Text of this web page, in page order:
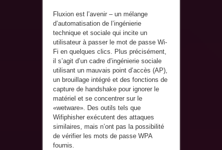
Fluxion est l’avenir – un mélange
d’automatisation de l’ingénierie
technique et sociale qui incite un
utilisateur à passer le mot de passe Wi-
Fi en quelques clics. Plus précisément,
il s’agit d’un cadre d’ingénierie sociale
utilisant un mauvais point d’accès (AP),
un brouillage intégré et des fonctions de
capture de handshake pour ignorer le
matériel et se concentrer sur le
«wetware». Des outils tels que
Wifiphisher exécutent des attaques
similaires, mais n’ont pas la possibilité
de vérifier les mots de passe WPA
fournis.